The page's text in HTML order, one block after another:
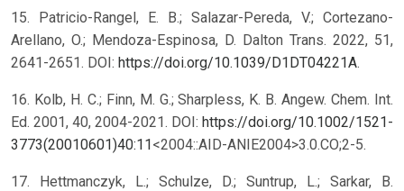
15. Patricio-Rangel, E. B.; Salazar-Pereda, V.; Cortezano-
Arellano, O.; Mendoza-Espinosa, D. Dalton Trans. 2022, 51,
2641-2651. DOI: https://doi.org/10.1039/D1DT04221A.
16. Kolb, H. C.; Finn, M. G.; Sharpless, K. B. Angew. Chem. Int.
Ed. 2001, 40, 2004-2021. DOI: https://doi.org/10.1002/1521-
3773(20010601)40:11<2004::AID-ANIE2004>3.0.CO;2-5.
17. Hettmanczyk, L.; Schulze, D.; Suntrup, L.; Sarkar, B.